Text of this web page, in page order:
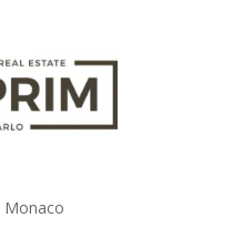
Monaco